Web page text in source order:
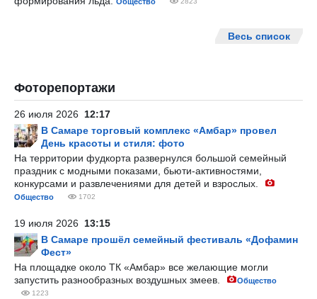
Весь список
Фоторепортажи
26 июля 2026 12:17
В Самаре торговый комплекс «Амбар» провел
День красоты и стиля: фото
На территории фудкорта развернулся большой семейный
праздник с модными показами, бьюти-активностями,
конкурсами и развлечениями для детей и взрослых.
Общество 1702
19 июля 2026 13:15
В Самаре прошёл семейный фестиваль «Дофамин
Фест»
На площадке около ТК «Амбар» все желающие могли
запустить разнообразных воздушных змеев.
Общество
1223